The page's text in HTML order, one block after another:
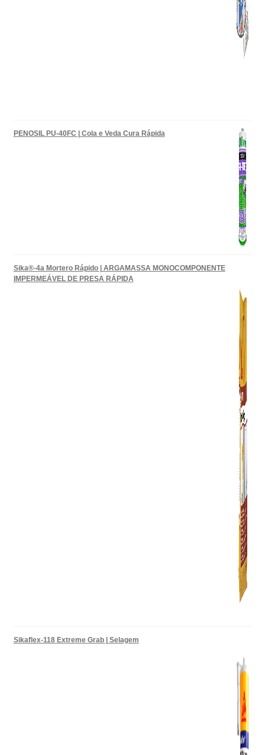
PENOSIL PU-40FC | Cola e Veda Cura Rápida
Sika®-4a Mortero Rápido | ARGAMASSA MONOCOMPONENTE
IMPERMEÁVEL DE PRESA RÁPIDA
Sikaflex-118 Extreme Grab | Selagem